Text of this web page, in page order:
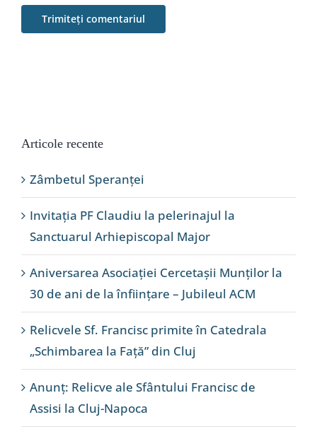
Articole recente
Zâmbetul Speranței
Invitația PF Claudiu la pelerinajul la
Sanctuarul Arhiepiscopal Major
Aniversarea Asociației Cercetașii Munților la
30 de ani de la înființare – Jubileul ACM
Relicvele Sf. Francisc primite în Catedrala
„Schimbarea la Față” din Cluj
Anunț: Relicve ale Sfântului Francisc de
Assisi la Cluj-Napoca